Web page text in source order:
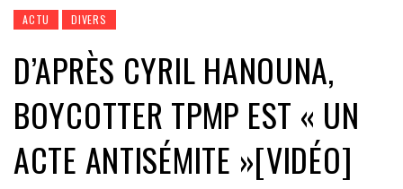
ACTU DIVERS
D’APRÈS CYRIL HANOUNA,
BOYCOTTER TPMP EST « UN
ACTE ANTISÉMITE »[VIDÉO]